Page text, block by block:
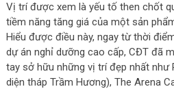
Vị trí được xem là yếu tố then chốt
tiềm năng tăng giá của một sản
Hiểu được điều này, ngay từ thời
dự án nghỉ dưỡng cao cấp, CĐT đã
tay sở hữu những vị trí đẹp nhất như
diện tháp Trầm Hương), The Arena